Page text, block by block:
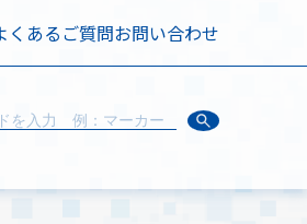
くあるご質問お問い合わせ